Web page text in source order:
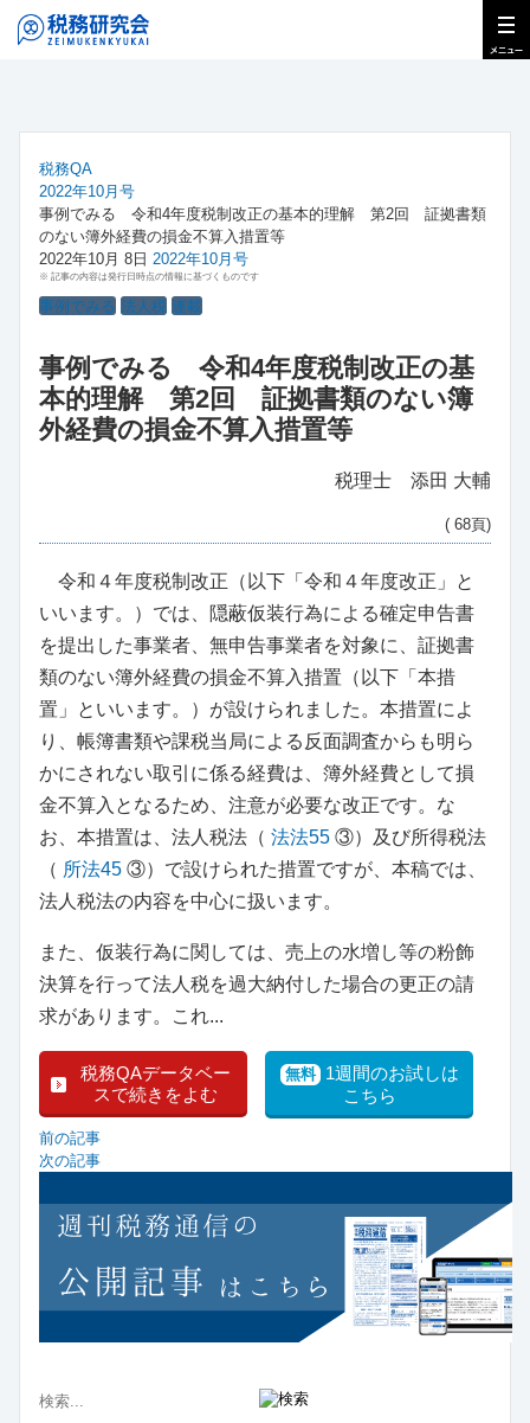
税務QA
2022年10月号
事例でみる 令和4年度税制改正の基本的理解 第2回 証拠書類
のない簿外経費の損金不算入措置等
2022年10月 8日 2022年10月号
※ 記事の内容は発行日時点の情報に基づくものです
事例でみる 法人税 連載
事例でみる 令和4年度税制改正の基
本的理解 第2回 証拠書類のない簿
外経費の損金不算入措置等
税理士 添田 大輔
( 68頁)
令和４年度税制改正（以下「令和４年度改正」と
いいます。）では、隠蔽仮装行為による確定申告書
を提出した事業者、無申告事業者を対象に、証拠書
類のない簿外経費の損金不算入措置（以下「本措
置」といいます。）が設けられました。本措置によ
り、帳簿書類や課税当局による反面調査からも明ら
かにされない取引に係る経費は、簿外経費として損
金不算入となるため、注意が必要な改正です。な
お、本措置は、法人税法（ 法法55 ③）及び所得税法
（ 所法45 ③）で設けられた措置ですが、本稿では、
法人税法の内容を中心に扱います。
また、仮装行為に関しては、売上の水増し等の粉飾
決算を行って法人税を過大納付した場合の更正の請
求があります。これ...
税務QAデータベー
スで続きをよむ
無料 1週間のお試しは
こちら
前の記事
次の記事